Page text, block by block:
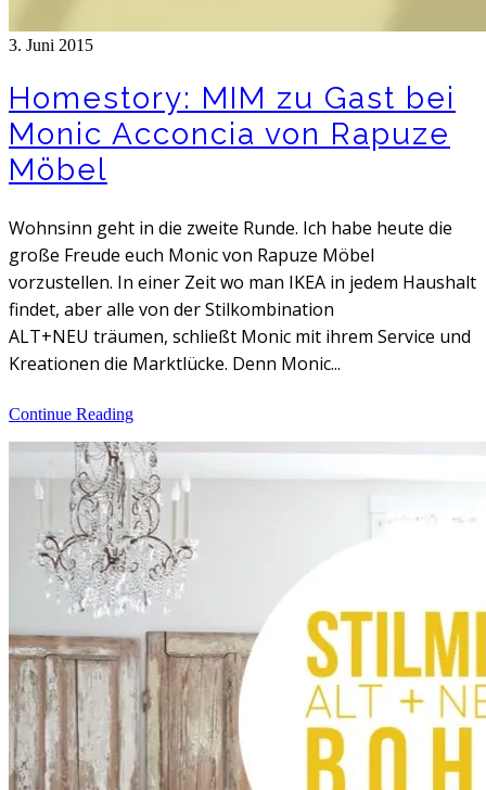
3. Juni 2015
Homestory: MIM zu Gast bei
Monic Acconcia von Rapuze
Möbel
Wohnsinn geht in die zweite Runde. Ich habe heute die
große Freude euch Monic von Rapuze Möbel
vorzustellen. In einer Zeit wo man IKEA in jedem Haushalt
findet, aber alle von der Stilkombination
ALT+NEU träumen, schließt Monic mit ihrem Service und
Kreationen die Marktlücke. Denn Monic...
Continue Reading